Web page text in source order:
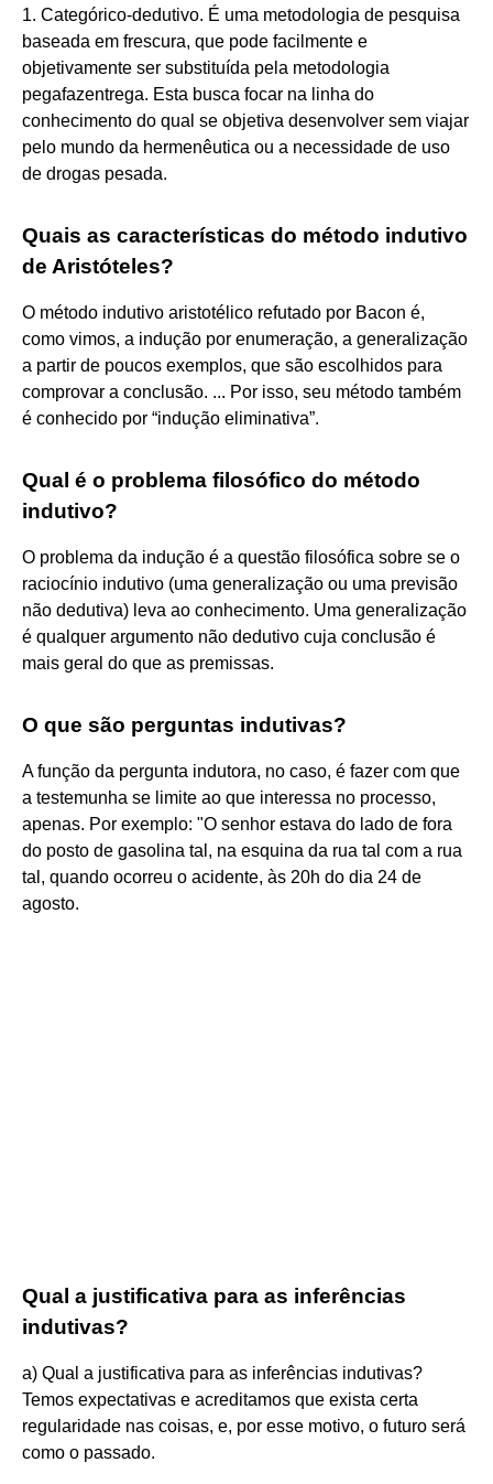
1. Categórico-dedutivo. É uma metodologia de pesquisa
baseada em frescura, que pode facilmente e
objetivamente ser substituída pela metodologia
pegafazentrega. Esta busca focar na linha do
conhecimento do qual se objetiva desenvolver sem viajar
pelo mundo da hermenêutica ou a necessidade de uso
de drogas pesada.
Quais as características do método indutivo
de Aristóteles?
O método indutivo aristotélico refutado por Bacon é,
como vimos, a indução por enumeração, a generalização
a partir de poucos exemplos, que são escolhidos para
comprovar a conclusão. ... Por isso, seu método também
é conhecido por “indução eliminativa”.
Qual é o problema filosófico do método
indutivo?
O problema da indução é a questão filosófica sobre se o
raciocínio indutivo (uma generalização ou uma previsão
não dedutiva) leva ao conhecimento. Uma generalização
é qualquer argumento não dedutivo cuja conclusão é
mais geral do que as premissas.
O que são perguntas indutivas?
A função da pergunta indutora, no caso, é fazer com que
a testemunha se limite ao que interessa no processo,
apenas. Por exemplo: "O senhor estava do lado de fora
do posto de gasolina tal, na esquina da rua tal com a rua
tal, quando ocorreu o acidente, às 20h do dia 24 de
agosto.
Qual a justificativa para as inferências
indutivas?
a) Qual a justificativa para as inferências indutivas?
Temos expectativas e acreditamos que exista certa
regularidade nas coisas, e, por esse motivo, o futuro será
como o passado.